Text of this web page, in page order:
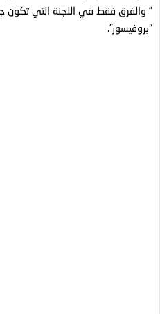
” والفرق فقط في اللجنة التي
“بروفيسور”.